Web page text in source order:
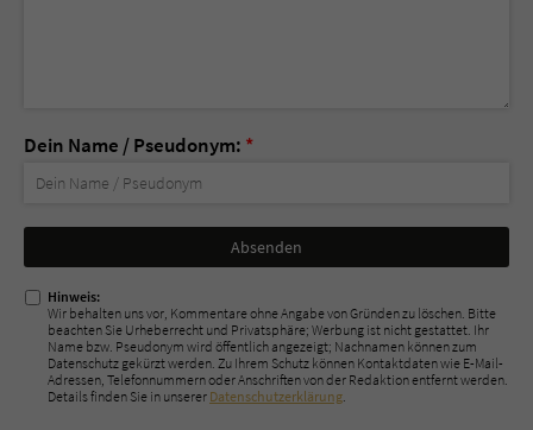
Dein Name / Pseudonym: *
Nicht
ausfüllen!
Hinweis:
Wir behalten uns vor, Kommentare ohne Angabe von Gründen zu löschen. Bitte
beachten Sie Urheberrecht und Privatsphäre; Werbung ist nicht gestattet. Ihr
Name bzw. Pseudonym wird öffentlich angezeigt; Nachnamen können zum
Datenschutz gekürzt werden. Zu Ihrem Schutz können Kontaktdaten wie E-Mail-
Adressen, Telefonnummern oder Anschriften von der Redaktion entfernt werden.
Details finden Sie in unserer Datenschutzerklärung